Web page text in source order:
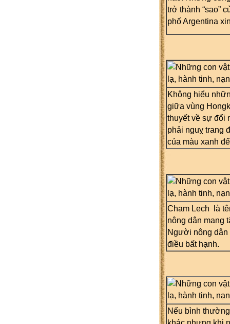
trở thành “sao”
phố Argentina
Không hiểu
giữa vùng
thuyết về sự đổi
phải nguỵ trang
của màu xanh
Cham Lech là
nông dân mang
Người nông dân
điều bất hạnh.
Nếu bình